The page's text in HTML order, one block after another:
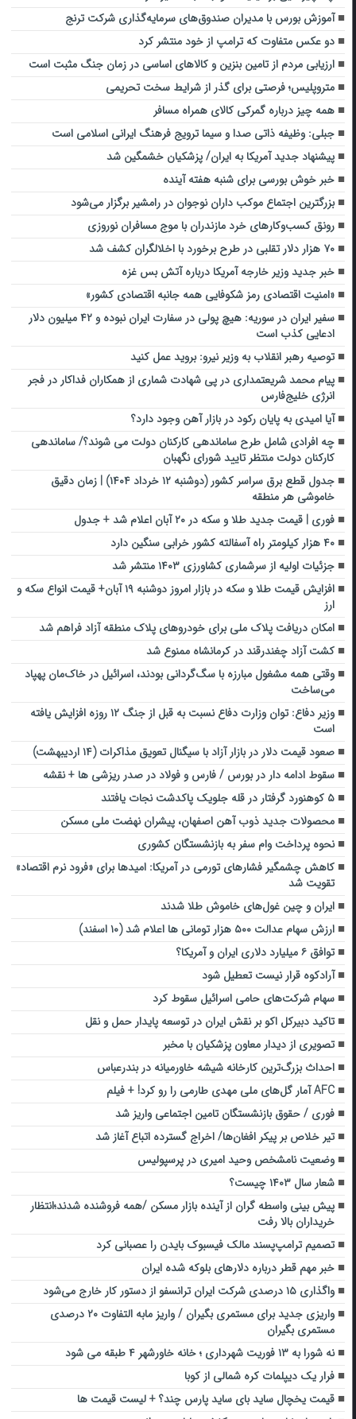
آموزش بورس با مدیران صندوق‌های سرمایه‌گذاری شرکت ترنج
دو عکس متفاوت که ترامپ از خود منتشر کرد
ارزیابی مردم از تامین بنزین و کالاهای اساسی در زمان جنگ مثبت است
متروپلیس؛ فرصتی برای گذر از شرایط سخت تحریمی
همه چیز درباره گمرکی کالای همراه مسافر
جبلی: وظیفه ذاتی صدا و سیما ترویج فرهنگ ایرانی اسلامی است
پیشنهاد جدید آمریکا به ایران/ پزشکیان خشمگین شد
خبر خوش بورسی برای شنبه هفته آینده
بزرگترین اجتماع موکب داران نوجوان در رامشیر برگزار می‌شود
رونق کسب‌وکارهای خرد مازندران با موج مسافران نوروزی
۷۰ هزار دلار تقلبی در طرح برخورد با اخلالگران کشف شد
خبر جدید وزیر خارجه آمریکا درباره آتش بس غزه
«امنیت اقتصادی رمز شکوفایی همه جانبه اقتصادی کشور»
سفیر ایران در سوریه: هیچ پولی در سفارت ایران نبوده و ۴۲ میلیون دلار
ادعایی کذب است
توصیه رهبر انقلاب به وزیر نیرو: بروید عمل کنید
پیام محمد شریعتمداری در پی شهادت شماری از همکاران فداکار در فجر
انرژی خلیج‌فارس
آیا امیدی به پایان رکود در بازار آهن وجود دارد؟
چه افرادی شامل طرح ساماندهی کارکنان دولت می شوند؟/ ساماندهی
کارکنان دولت منتظر تایید شورای نگهبان
جدول قطع برق سراسر کشور (دوشنبه ۱۲ خرداد ۱۴۰۴) | زمان دقیق
خاموشی هر منطقه
فوری | قیمت جدید طلا و سکه در ۲۰ آبان اعلام شد + جدول
۴۰ هزار کیلومتر راه آسفالته کشور خرابی سنگین دارد
جزئیات اولیه از سرشماری کشاورزی ۱۴۰۳ منتشر شد
افزایش قیمت طلا و سکه در بازار امروز دوشنبه ۱۹ آبان+ قیمت انواع سکه و
ارز
امکان دریافت پلاک ملی برای خودروهای پلاک منطقه آزاد فراهم شد
کشت آزاد چغندرقند در کرمانشاه ممنوع شد
وقتی همه مشغول مبارزه با سگ‌گردانی بودند، اسرائیل در خاک‌مان پهپاد
می‌ساخت
وزیر دفاع: توان وزارت دفاع نسبت به قبل از جنگ ۱۲ روزه افزایش یافته
است
صعود قیمت دلار در بازار آزاد با سیگنال تعویق مذاکرات (۱۴ اردیبهشت)
سقوط ادامه دار در بورس / فارس و فولاد در صدر ریزشی ها + نقشه
۵ کوهنورد گرفتار در قله جلویک پاکدشت نجات یافتند
محصولات جدید ذوب‌ آهن اصفهان، پیشران نهضت ملی مسکن
نحوه پرداخت وام سفر به بازنشستگان کشوری
کاهش چشمگیر فشارهای تورمی در آمریکا: امیدها برای «فرود نرم اقتصاد»
تقویت شد
ایران و چین غول‌های خاموش طلا شدند
ارزش سهام عدالت ۵۰۰ هزار تومانی ها اعلام شد (۱۰ اسفند)
توافق ۶ میلیارد دلاری ایران و آمریکا؟
آرادکوه قرار نیست تعطیل شود
سهام شرکت‌های حامی اسرائیل سقوط کرد
تاکید دبیرکل اکو بر نقش ایران در توسعه پایدار حمل و نقل
تصویری از دیدار معاون پزشکیان با مخبر
احداث بزرگ‌ترین کارخانه شیشه خاورمیانه در بندرعباس
AFC آمار گل‌های ملی مهدی طارمی را رو کرد! + فیلم
فوری / حقوق بازنشستگان تامین اجتماعی واریز شد
تیر خلاص بر پیکر افغان‌ها/ اخراج گسترده اتباع آغاز شد
وضعیت نامشخص وحید امیری در پرسپولیس
شعار سال ۱۴۰۳ چیست؟
پیش بینی واسطه گران از آینده بازار مسکن /همه فروشنده شدند؛انتظار
خریداران بالا رفت
تصمیم ترامپ‌پسند مالک فیسبوک بایدن را عصبانی کرد
خبر مهم قطر درباره دلارهای بلوکه شده ایران
واگذاری ۱۵ درصدی شرکت ایران ترانسفو از دستور کار خارج می‌شود
واریزی جدید برای مستمری بگیران / واریز مابه التفاوت ۲۰ درصدی
مستمری بگیران
نه شورا به ۱۳ فوریت شهرداری ؛ خانه خاورشهر ۴ طبقه می شود
فرار یک دیپلمات کره شمالی از کوبا
قیمت یخچال ساید بای ساید پارس چند؟ + لیست قیمت ها